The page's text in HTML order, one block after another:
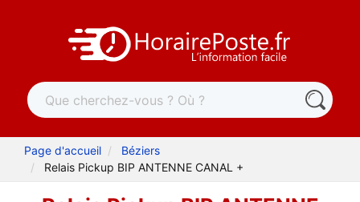
Page d'accueil
Béziers
Relais Pickup BIP ANTENNE CANAL +